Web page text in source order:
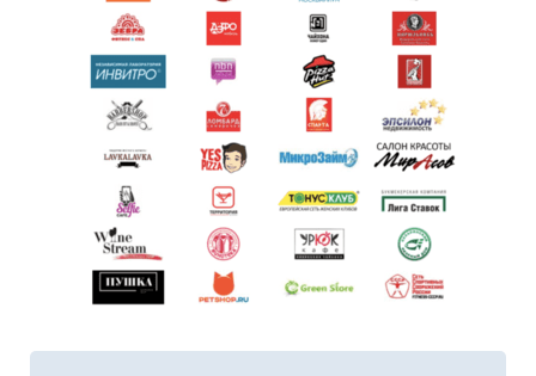
В рекламное агентство по раздаче